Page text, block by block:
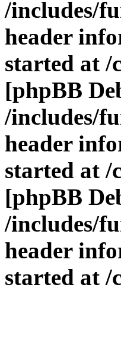
/includes/
header
started at /
[phpBB
/includes/
header
started at /
[phpBB
/includes/
header
started at /